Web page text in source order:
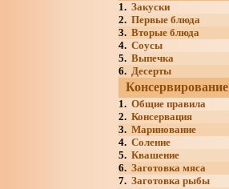
1. Закуски
2. Первые блюда
3. Вторые блюда
4. Соусы
5. Выпечка
6. Десерты
Консервирование
1. Общие правила
2. Консервация
3. Маринование
4. Соление
5. Квашение
6. Заготовка мяса
7. Заготовка рыбы